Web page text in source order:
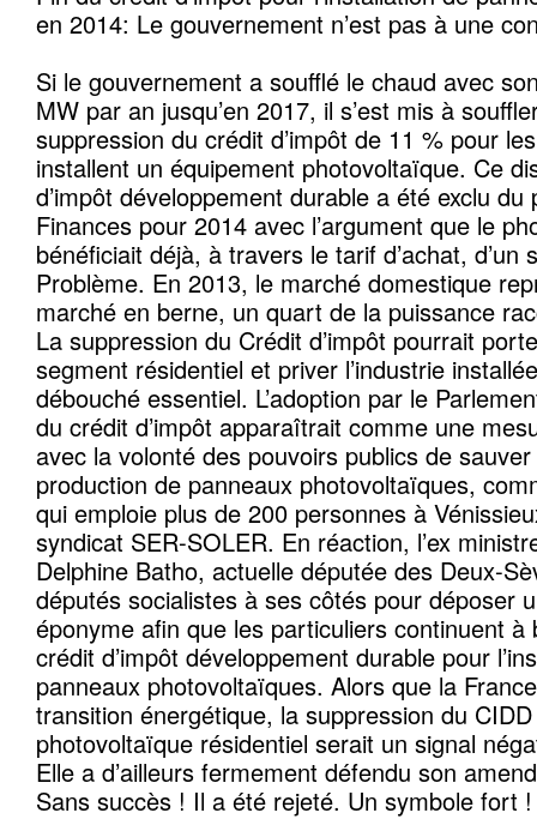
en 2014: Le gouvernement n’est pas à une
Si le gouvernement a soufflé le chaud avec
MW par an jusqu’en 2017, il s’est mis à
suppression du crédit d’impôt de 11 % pour
installent un équipement photovoltaïque. Ce
d’impôt développement durable a été exclu du
Finances pour 2014 avec l’argument que le
bénéficiait déjà, à travers le tarif d’achat, d’un
Problème. En 2013, le marché domestique
marché en berne, un quart de la puissance
La suppression du Crédit d’impôt pourrait
segment résidentiel et priver l’industrie
débouché essentiel. L’adoption par le
du crédit d’impôt apparaîtrait comme une
avec la volonté des pouvoirs publics de
production de panneaux photovoltaïques,
qui emploie plus de 200 personnes à
syndicat SER-SOLER. En réaction, l’ex
Delphine Batho, actuelle députée des Deux-
députés socialistes à ses côtés pour déposer
éponyme afin que les particuliers continuent à
crédit d’impôt développement durable pour
panneaux photovoltaïques. Alors que la
transition énergétique, la suppression du
photovoltaïque résidentiel serait un signal
Elle a d’ailleurs fermement défendu son
Sans succès ! Il a été rejeté. Un symbole fort !